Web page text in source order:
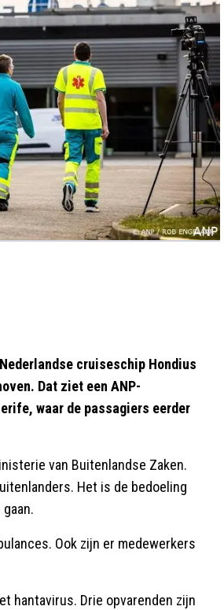
cruiseschip Hondius
Dat ziet een ANP-
waar de passagiers eerder
van Buitenlandse Zaken.
Het is de bedoeling
Ook zijn er medewerkers
hantavirus. Drie opvarenden zijn